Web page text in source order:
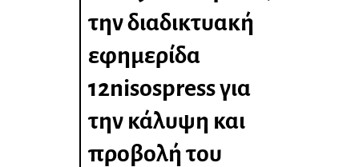
την διαδικτυακή
εφημερίδα
12nisospress για
την κάλυψη και
προβολή του